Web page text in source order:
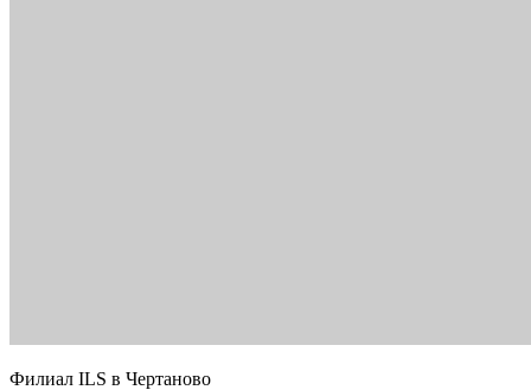
Филиал ILS в Чертаново